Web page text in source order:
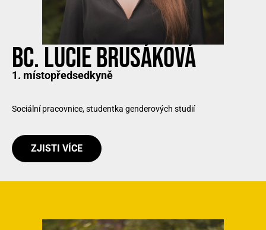
BC. LUCIE BRUSÁKOVÁ
1. místopředsedkyně
Sociální pracovnice, studentka genderových studií
ZJISTI VÍCE